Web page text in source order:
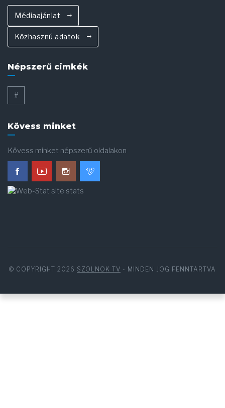
Médiaajánlat
Közhasznú adatok
Népszerű cimkék
#
Kövess minket
Kövess minket népszerű oldalakon
© COPYRIGHT 2026 SZOLNOK TV - MINDEN JOG FENNTARTVA